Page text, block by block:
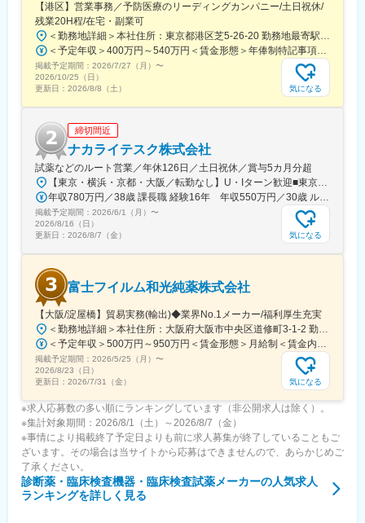
■研修制度：
各営業所の先輩社員とOJT形式で半年～1年程度かけて育成を行い
ます。過去にも未経験の方も多く入社していますのでご安心くだ
さい。
■長期的な就業可能：
自己都合の退職も3~5％と大手日系メーカーと同様に非常に長く
働ける環境です。
■キャリアパス：
機械だけでなく電気やITの知識も身に着けることができます。
エンジニアのキャリアパスは無限であり、社内公募制度によりサ
ービスマネージャーとして現場のマネジメント、本社工場での製
品開発・改良、サービス体制の仕組み作りなどキャリア構築が可
変更の範囲：会社の定める業務
【港区】営業事務／予防医療のリーディングカンパニー/土日祝休/
残業20H程/在宅・副業可
＜勤務地詳細＞本社住所：東京都港区芝5-26-20 勤務地最寄駅：都営大江戸線／大門駅受動喫煙対策：屋内全面禁煙変更の範囲：会社の定める事業所（リモートワーク含む）
＜予定年収＞400万円～540万円＜賃金形態＞年俸制特記事項なし＜賃金内訳＞年額（基本給）：3,210,000円～4,653,360円固定残業手当/月：65,462円～112,220円（固定残業時間30時間0分/月）超過した時間外労働の残業手当は追加支給＜月額＞332,962円～500,000円（12分割）（一律手当を含む）＜昇給有無＞有＜残業手当＞有賃金はあくまでも目安の金額であり、選考を通じて上下する可能性があります。月給(月額)は固定手当を含めた表記です。
掲載予定期間： 2026/7/27（月） 〜
2026/10/25（日）
更新日： 2026/8/8（土） 気になる
締切間近
ナカライテスク株式会社
試薬などのルート営業／年休126日／土日祝休／賞与5カ月分超
【東京・横浜・京都・大阪／転勤なし】U・Iターン歓迎■東京営業所東京都新宿区百人町2-19-13＜アクセス＞JR「新大久保駅」から徒歩6分■横浜営業所神奈川県横浜市中区太田町6-84-2 大樹生命横浜桜木町ビル1F＜アクセス＞横浜高速鉄道「馬車道駅」から徒歩3分JR「桜木町駅」から徒歩7分■本社営業所（京都市）京都市中京区二条通烏丸西入東玉屋町498＜アクセス＞地下鉄 烏丸線「烏丸御池駅」から徒歩5分■大阪営業所大阪府吹田市出口町4-1＜アクセス＞JR「吹田駅」から徒歩8分※原則、転居を伴う転勤はありません。※受動喫煙対策：屋内全面禁煙（屋上に喫煙スペースあり）
年収780万円／38歳 課長職 経験16年 年収550万円／30歳 ルート営業職 経験8年
掲載予定期間： 2026/6/1（月） 〜
2026/8/16（日）
更新日： 2026/8/7（金） 気になる
富士フイルム和光純薬株式会社
【大阪/淀屋橋】貿易実務(輸出)◆業界No.1メーカー/福利厚生充実
＜勤務地詳細＞本社住所：大阪府大阪市中央区道修町3-1-2 勤務地最寄駅：地下鉄御堂筋線／淀屋橋駅受動喫煙対策：屋内全面禁煙変更の範囲：会社の定める事業所（リモートワーク含む）
＜予定年収＞500万円～950万円＜賃金形態＞月給制＜賃金内訳＞月額（基本給）：270,000円～530,000円＜月給＞270,000円～530,000円＜昇給有無＞有＜残業手当＞有＜給与補足＞■昇給：年1回■賞与：年2回賃金はあくまでも目安の金額であり、選考を通じて上下する可能性があります。月給(月額)は固定手当を含めた表記です。
掲載予定期間： 2026/5/25（月） 〜
2026/8/23（日）
更新日： 2026/7/31（金） 気になる
※求人応募数の多い順にランキングしています（非公開求人は除く）。
※集計対象期間：2026/8/1（土）～2026/8/7（金）
※事情により掲載終了予定日よりも前に求人募集が終了していることもご
ざいます。その場合は当サイトから応募はできませんので、あらかじめご
了承ください。
診断薬・臨床検査機器・臨床検査試薬メーカーの人気求人
ランキングを詳しく見る